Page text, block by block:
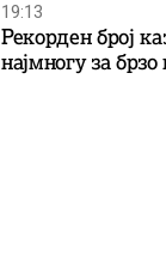
19:13
Рекорден број
најмногу за